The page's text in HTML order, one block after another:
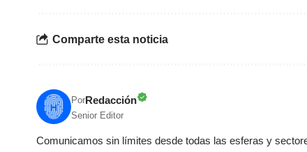
Comparte esta noticia
PorRedacción
Senior Editor
Comunicamos sin límites desde todas las esferas y